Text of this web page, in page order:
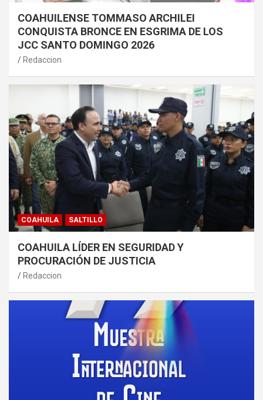
COAHUILENSE TOMMASO ARCHILEI
CONQUISTA BRONCE EN ESGRIMA DE LOS
JCC SANTO DOMINGO 2026
Redaccion
COAHUILA SALTILLO
COAHUILA LÍDER EN SEGURIDAD Y
PROCURACIÓN DE JUSTICIA
Redaccion